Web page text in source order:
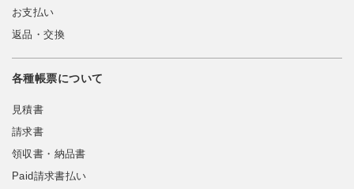
お支払い
返品・交換
各種帳票について
見積書
請求書
領収書・納品書
Paid請求書払い